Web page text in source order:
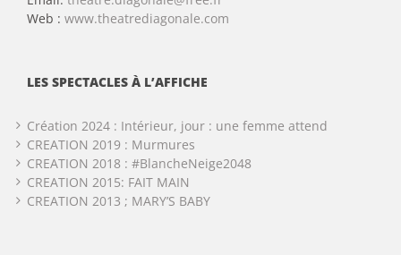
Web : www.theatrediagonale.com
LES SPECTACLES À L’AFFICHE
Création 2024 : Intérieur, jour : une femme attend
CREATION 2019 : Murmures
CREATION 2018 : #BlancheNeige2048
CREATION 2015: FAIT MAIN
CREATION 2013 ; MARY’S BABY